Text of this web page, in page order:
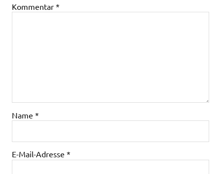
Kommentar *
Name *
E-Mail-Adresse *